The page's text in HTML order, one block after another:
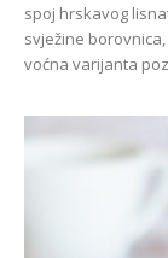
spoj hrskavog
svježine
voćna varijanta